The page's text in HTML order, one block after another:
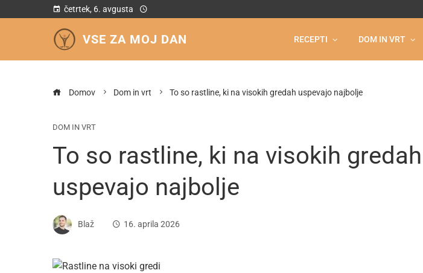
četrtek, 6. avgusta
VSE ZA MOJ DAN RECEPTI DOM IN VRT
Domov Dom in vrt To so rastline, ki na visokih gredah uspevajo najbolje
DOM IN VRT
To so rastline, ki na visokih gredah
uspevajo najbolje
Blaž 16. aprila 2026